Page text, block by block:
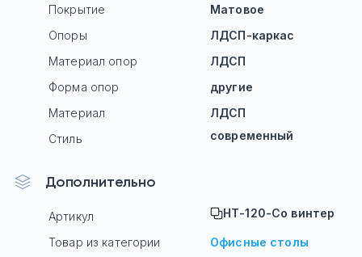
Покрытие
Матовое
Опоры
ЛДСП-каркас
Материал опор
ЛДСП
Форма опор
другие
Материал
ЛДСП
Стиль
современный
Дополнительно
Артикул НТ-120-Со винтер
Товар из категории
Офисные столы